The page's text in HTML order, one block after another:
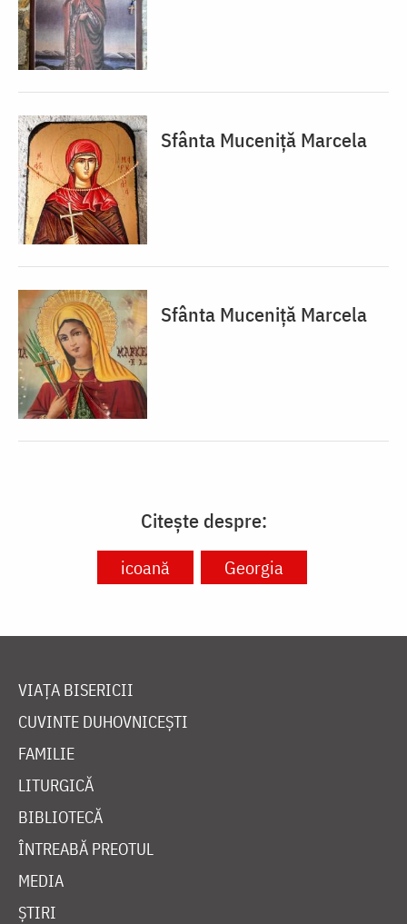
Sfânta Muceniță Marcela
Sfânta Muceniță Marcela
Citește despre:
icoană Georgia
VIAȚA BISERICII
CUVINTE DUHOVNICEȘTI
FAMILIE
LITURGICĂ
BIBLIOTECĂ
ÎNTREABĂ PREOTUL
MEDIA
ȘTIRI